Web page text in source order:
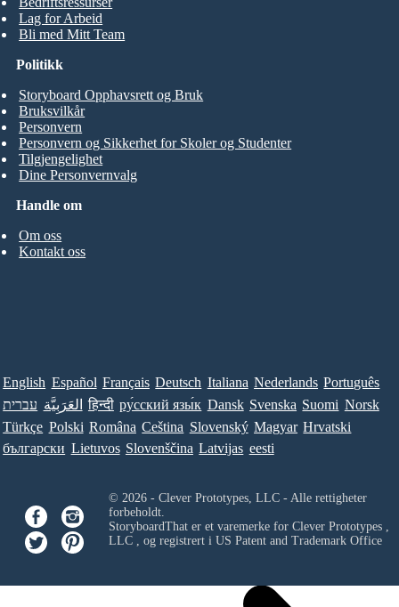
Lag for Arbeid
Bli med Mitt Team
Handle om
Om oss
Kontakt oss
Politikk
Storyboard Opphavsrett og Bruk
Bruksvilkår
Personvern
Personvern og Sikkerhet for Skoler og Studenter
Tilgjengelighet
Dine Personvernvalg
English Español Français Deutsch Italiana Nederlands Português
עברית العَرَبِيَّة हिन्दी ру́сский язы́к Dansk Svenska Suomi Norsk
Türkçe Polski Româna Ceština Slovenský Magyar Hrvatski
български Lietuvos Slovenščina Latvijas eesti
© 2026 - Clever Prototypes, LLC - Alle rettigheter
forbeholdt.
StoryboardThat er et varemerke for Clever Prototypes ,
LLC, og registrert i US Patent and Trademark Office